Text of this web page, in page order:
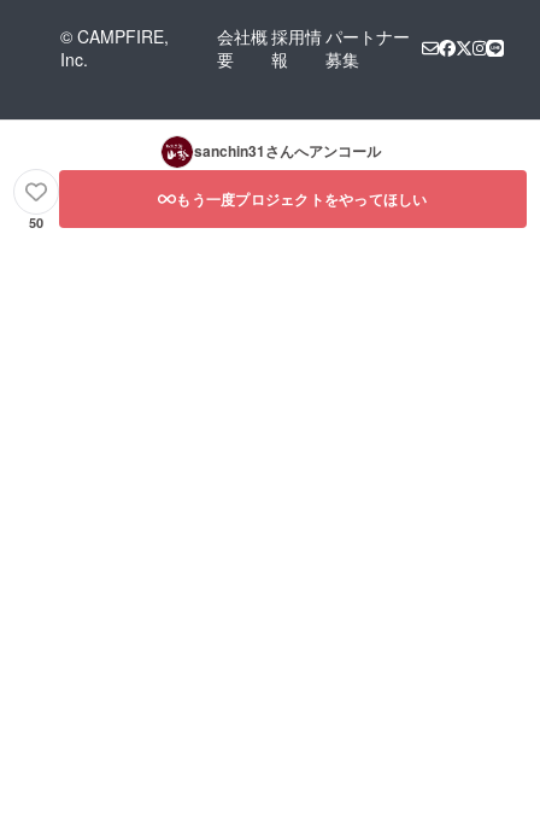
© CAMPFIRE,
Inc.
会社概
要
採用情
報
パートナー
募集
sanchin31さんへアンコール
50
もう一度プロジェクトをやってほしい